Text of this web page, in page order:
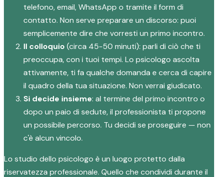
telefono, email, WhatsApp o tramite il form di
contatto. Non serve preparare un discorso: puoi
semplicemente dire che vorresti un primo incontro.
Il colloquio(circa 45-50 minuti): parli di ciò che ti
preoccupa, con i tuoi tempi. Lo psicologo ascolta
attivamente, ti fa qualche domanda e cerca di capire
il quadro della tua situazione. Non verrai giudicato.
Si decide insieme: al termine del primo incontro o
dopo un paio di sedute, il professionista ti propone
un possibile percorso. Tu decidi se proseguire — non
c'è alcun vincolo.
Lo studio dello psicologo è un luogo protetto dalla
riservatezza professionale. Quello che condividi durante il